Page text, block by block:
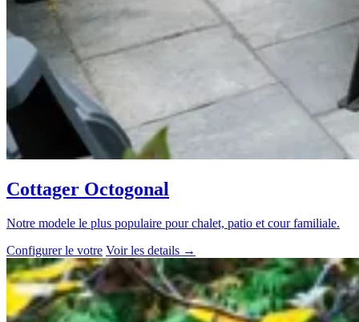
Cottager Octogonal
Notre modele le plus populaire pour chalet, patio et cour familiale.
Configurer le votre Voir les details →